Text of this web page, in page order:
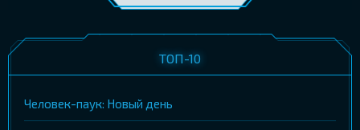
ТОП-10
Человек-паук: Новый день